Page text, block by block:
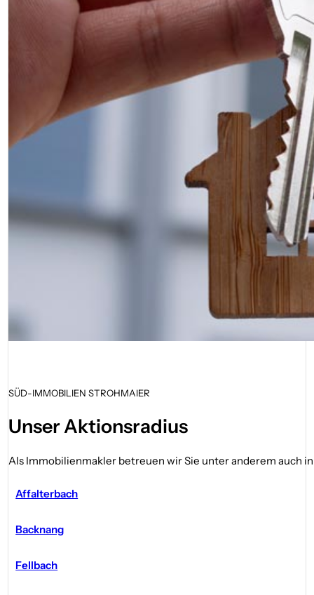
SÜD-IMMOBILIEN STROHMAIER
Unser Aktionsradius
Als Immobilienmakler betreuen wir Sie unter anderem auch
Affalterbach
Backnang
Fellbach